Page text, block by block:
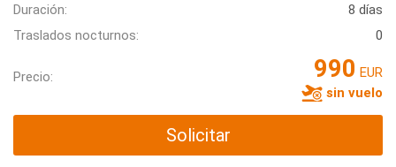
Duración:
8 días
Traslados nocturnos:
0
Precio: 990 EUR
sin vuelo
Solicitar